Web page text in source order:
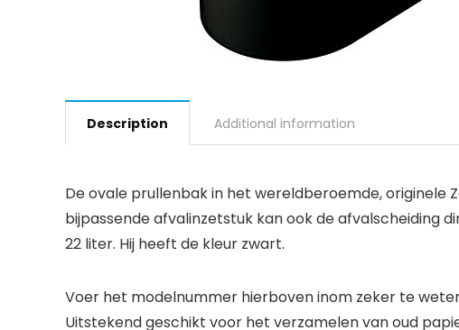
Description Additional information
De ovale prullenbak in het wereldberoemde, originele
bijpassende afvalinzetstuk kan ook de afvalscheiding
22 liter. Hij heeft de kleur zwart.
Voer het modelnummer hierboven inom zeker te
Uitstekend geschikt voor het verzamelen van oud